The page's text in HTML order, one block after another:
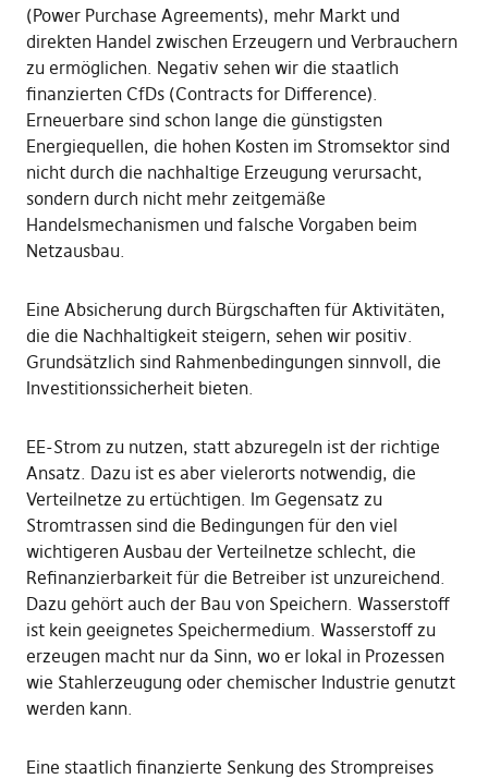
(Power Purchase Agreements), mehr Markt und
direkten Handel zwischen Erzeugern und Verbrauchern
zu ermöglichen. Negativ sehen wir die staatlich
finanzierten CfDs (Contracts for Difference).
Erneuerbare sind schon lange die günstigsten
Energiequellen, die hohen Kosten im Stromsektor sind
nicht durch die nachhaltige Erzeugung verursacht,
sondern durch nicht mehr zeitgemäße
Handelsmechanismen und falsche Vorgaben beim
Netzausbau.
Eine Absicherung durch Bürgschaften für Aktivitäten,
die die Nachhaltigkeit steigern, sehen wir positiv.
Grundsätzlich sind Rahmenbedingungen sinnvoll, die
Investitionssicherheit bieten.
EE-Strom zu nutzen, statt abzuregeln ist der richtige
Ansatz. Dazu ist es aber vielerorts notwendig, die
Verteilnetze zu ertüchtigen. Im Gegensatz zu
Stromtrassen sind die Bedingungen für den viel
wichtigeren Ausbau der Verteilnetze schlecht, die
Refinanzierbarkeit für die Betreiber ist unzureichend.
Dazu gehört auch der Bau von Speichern. Wasserstoff
ist kein geeignetes Speichermedium. Wasserstoff zu
erzeugen macht nur da Sinn, wo er lokal in Prozessen
wie Stahlerzeugung oder chemischer Industrie genutzt
werden kann.
Eine staatlich finanzierte Senkung des Strompreises